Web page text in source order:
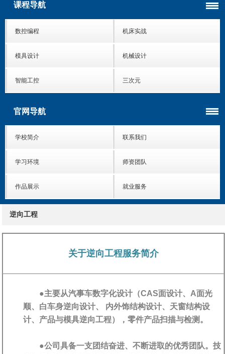
课程导航
数控编程 机床实战
模具设计 机械设计
智能工控 三次元
官网导航
学校简介 联系我们
学习环境 师资团队
作品展示 就业服务
逆向工程
关于逆向工程服务简介
●主要从汽事车数字化设计（CAS面设计、A面光
顺、白车身逆向设计、 内外饰结构设计、天窗结构设
计、产品与模具逆向工程），零件产品扫描与检测。
●公司具备一支团结奋进、不断进取的优秀团队。技